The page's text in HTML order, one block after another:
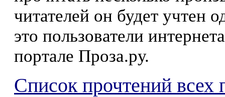
читателей он будет учтен
это пользователи
портале Проза.ру.
Список прочтений всех